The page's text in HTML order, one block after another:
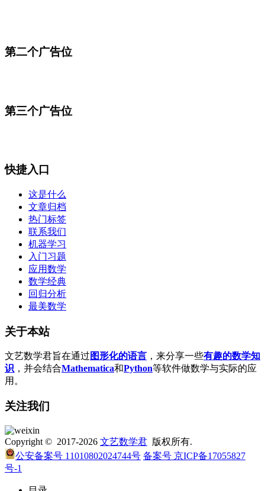
第二个广告位
第三个广告位
快捷入口
这是什么
文章归档
热门标签
联系我们
机器学习
入门习题
应用数学
数学经典
回归分析
最美数学
关于本站
文艺数学君旨在通过 图形化的语言 ，来分享一些有趣的数学知
识 ，并会结合Mathematica和Python等软件做数学与实际的应
用。
关注我们
Copyright © 2017-2026 文艺数学君 版权所有.
公安备案号 11010802024744号 备案号 京ICP备17055827
号-1